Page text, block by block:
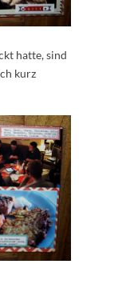
hatte, sind
kurz